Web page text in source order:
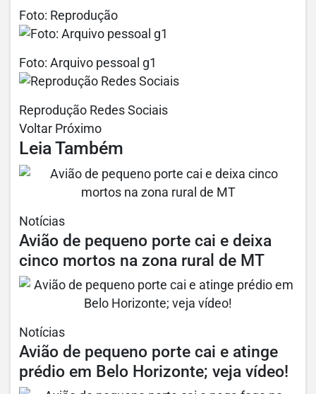
Foto: Reprodução
Foto: Arquivo pessoal g1
Reprodução Redes Sociais
Voltar Próximo
Leia Também
Notícias
Avião de pequeno porte cai e deixa
cinco mortos na zona rural de MT
Notícias
Avião de pequeno porte cai e atinge
prédio em Belo Horizonte; veja vídeo!